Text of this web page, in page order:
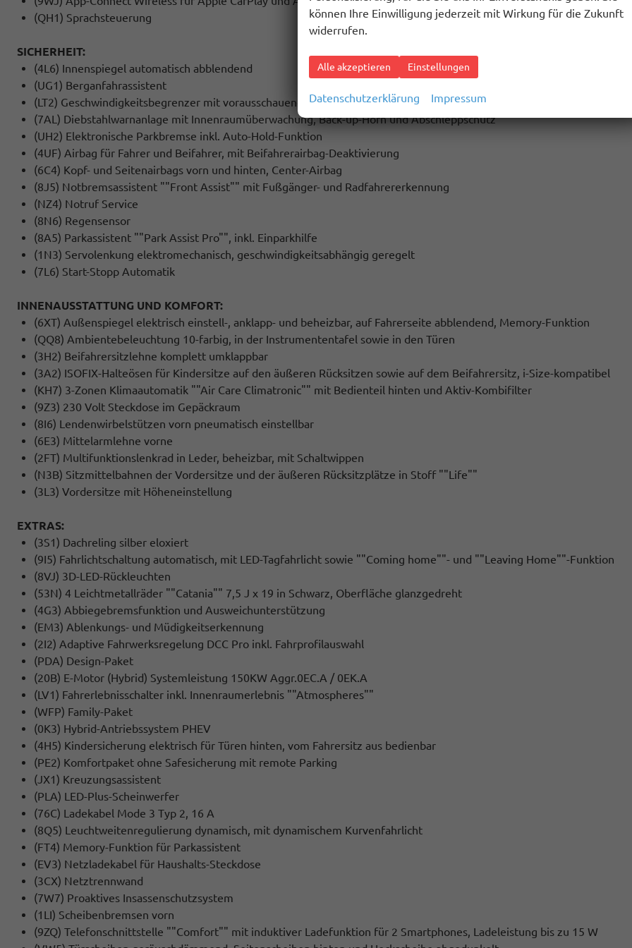
(QH1) Sprachsteuerung
SICHERHEIT:
(4L6) Innenspiegel automatisch abblendend
(UG1) Berganfahrassistent
(LT2) Geschwindigkeitsbegrenzer mit vorausschauender Regelung
(7AL) Diebstahlwarnanlage mit Innenraumüberwachung, Back-up-Horn und Abschleppschutz
(UH2) Elektronische Parkbremse inkl. Auto-Hold-Funktion
(4UF) Airbag für Fahrer und Beifahrer, mit Beifahrerairbag-Deaktivierung
(6C4) Kopf- und Seitenairbags vorn und hinten, Center-Airbag
(8J5) Notbremsassistent ""Front Assist"" mit Fußgänger- und Radfahrererkennung
(NZ4) Notruf Service
(8N6) Regensensor
(8A5) Parkassistent ""Park Assist Pro"", inkl. Einparkhilfe
(1N3) Servolenkung elektromechanisch, geschwindigkeitsabhängig geregelt
(7L6) Start-Stopp Automatik
INNENAUSSTATTUNG UND KOMFORT:
(6XT) Außenspiegel elektrisch einstell-, anklapp- und beheizbar, auf Fahrerseite abblendend, Memory-Funktion
(QQ8) Ambientebeleuchtung 10-farbig, in der Instrumententafel sowie in den Türen
(3H2) Beifahrersitzlehne komplett umklappbar
(3A2) ISOFIX-Halteösen für Kindersitze auf den äußeren Rücksitzen sowie auf dem Beifahrersitz, i-Size-kompatibel
(KH7) 3-Zonen Klimaautomatik ""Air Care Climatronic"" mit Bedienteil hinten und Aktiv-Kombifilter
(9Z3) 230 Volt Steckdose im Gepäckraum
(8I6) Lendenwirbelstützen vorn pneumatisch einstellbar
(6E3) Mittelarmlehne vorne
(2FT) Multifunktionslenkrad in Leder, beheizbar, mit Schaltwippen
(N3B) Sitzmittelbahnen der Vordersitze und der äußeren Rücksitzplätze in Stoff ""Life""
(3L3) Vordersitze mit Höheneinstellung
EXTRAS:
(3S1) Dachreling silber eloxiert
(9I5) Fahrlichtschaltung automatisch, mit LED-Tagfahrlicht sowie ""Coming home""- und ""Leaving Home""-Funktion
(8VJ) 3D-LED-Rückleuchten
(53N) 4 Leichtmetallräder ""Catania"" 7,5 J x 19 in Schwarz, Oberfläche glanzgedreht
(4G3) Abbiegebremsfunktion und Ausweichunterstützung
(EM3) Ablenkungs- und Müdigkeitserkennung
(2I2) Adaptive Fahrwerksregelung DCC Pro inkl. Fahrprofilauswahl
(PDA) Design-Paket
(20B) E-Motor (Hybrid) Systemleistung 150KW Aggr.0EC.A / 0EK.A
(LV1) Fahrerlebnisschalter inkl. Innenraumerlebnis ""Atmospheres""
(WFP) Family-Paket
(0K3) Hybrid-Antriebssystem PHEV
(4H5) Kindersicherung elektrisch für Türen hinten, vom Fahrersitz aus bedienbar
(PE2) Komfortpaket ohne Safesicherung mit remote Parking
(JX1) Kreuzungsassistent
(PLA) LED-Plus-Scheinwerfer
(76C) Ladekabel Mode 3 Typ 2, 16 A
(8Q5) Leuchtweitenregulierung dynamisch, mit dynamischem Kurvenfahrlicht
(FT4) Memory-Funktion für Parkassistent
(EV3) Netzladekabel für Haushalts-Steckdose
(3CX) Netztrennwand
(7W7) Proaktives Insassenschutzsystem
(1LI) Scheibenbremsen vorn
(9ZQ) Telefonschnittstelle ""Comfort"" mit induktiver Ladefunktion für 2 Smartphones, Ladeleistung bis zu 15 W
können Ihre Einwilligung jederzeit mit Wirkung für die Zukunft
widerrufen.
Alle akzeptieren Einstellungen
Datenschutzerklärung Impressum